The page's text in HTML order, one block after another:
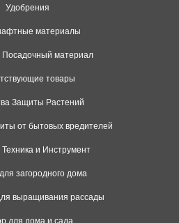
Удобрения
материалы
материал
товары
Защиты Растений
от бытовых вредителей
и Инструмент
загородного дома
выращивания рассады
для дома и сада